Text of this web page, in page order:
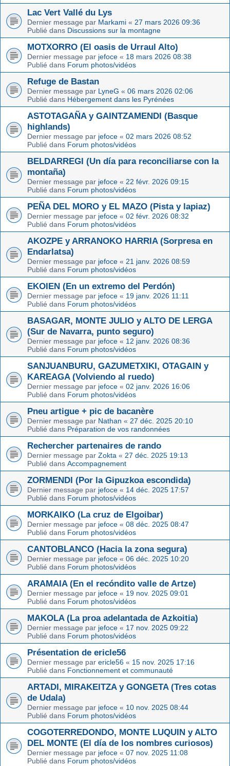
Lac Vert Vallé du Lys
Dernier message par Markami « 27 mars 2026 09:36
Publié dans Discussions sur la montagne
MOTXORRO (El oasis de Urraul Alto)
Dernier message par jefoce « 18 mars 2026 08:38
Publié dans Forum photos/vidéos
Refuge de Bastan
Dernier message par LyneG « 06 mars 2026 02:06
Publié dans Hébergement dans les Pyrénées
ASTOTAGAÑA y GAINTZAMENDI (Basque
highlands)
Dernier message par jefoce « 02 mars 2026 08:52
Publié dans Forum photos/vidéos
BELDARREGI (Un día para reconciliarse con la
montaña)
Dernier message par jefoce « 22 févr. 2026 09:15
Publié dans Forum photos/vidéos
PEÑA DEL MORO y EL MAZO (Pista y lapiaz)
Dernier message par jefoce « 02 févr. 2026 08:32
Publié dans Forum photos/vidéos
AKOZPE y ARRANOKO HARRIA (Sorpresa en
Endarlatsa)
Dernier message par jefoce « 21 janv. 2026 08:59
Publié dans Forum photos/vidéos
EKOIEN (En un extremo del Perdón)
Dernier message par jefoce « 19 janv. 2026 11:11
Publié dans Forum photos/vidéos
BASAGAR, MONTE JULIO y ALTO DE LERGA
(Sur de Navarra, punto seguro)
Dernier message par jefoce « 12 janv. 2026 08:36
Publié dans Forum photos/vidéos
SANJUANBURU, GAZUMETXIKI, OTAGAIN y
KAREAGA (Volviendo al ruedo)
Dernier message par jefoce « 02 janv. 2026 16:06
Publié dans Forum photos/vidéos
Pneu artigue + pic de bacanère
Dernier message par Nathan « 27 déc. 2025 20:10
Publié dans Préparation de vos randonnées
Rechercher partenaires de rando
Dernier message par Zokta « 27 déc. 2025 19:13
Publié dans Accompagnement
ZORMENDI (Por la Gipuzkoa escondida)
Dernier message par jefoce « 14 déc. 2025 17:57
Publié dans Forum photos/vidéos
MORKAIKO (La cruz de Elgoibar)
Dernier message par jefoce « 08 déc. 2025 08:47
Publié dans Forum photos/vidéos
CANTOBLANCO (Hacia la zona segura)
Dernier message par jefoce « 06 déc. 2025 10:20
Publié dans Forum photos/vidéos
ARAMAIA (En el recóndito valle de Artze)
Dernier message par jefoce « 19 nov. 2025 09:01
Publié dans Forum photos/vidéos
MAKOLA (La proa adelantada de Azkoitia)
Dernier message par jefoce « 17 nov. 2025 09:22
Publié dans Forum photos/vidéos
Présentation de ericle56
Dernier message par ericle56 « 15 nov. 2025 17:16
Publié dans Fonctionnement et communauté
ARTADI, MIRAKEITZA y GONGETA (Tres cotas
de Udala)
Dernier message par jefoce « 10 nov. 2025 08:44
Publié dans Forum photos/vidéos
COGOTERREDONDO, MONTE LUQUIN y ALTO
DEL MONTE (El día de los nombres curiosos)
Dernier message par jefoce « 07 nov. 2025 11:08
Publié dans Forum photos/vidéos